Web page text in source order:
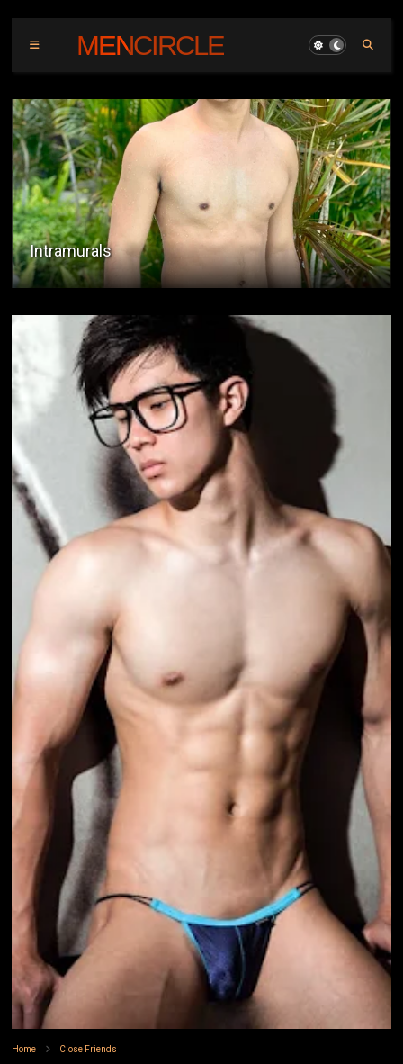
MENCIRCLE
Tuwing May Overtime
Home Close Friends